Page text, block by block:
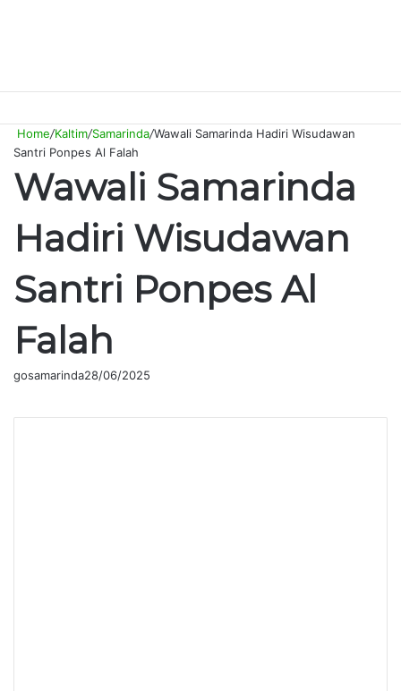
skin
for
Home/Kaltim/Samarinda/Wawali Samarinda Hadiri Wisudawan
Santri Ponpes Al Falah
Wawali Samarinda
Hadiri Wisudawan
Santri Ponpes Al
Falah
gosamarinda28/06/2025